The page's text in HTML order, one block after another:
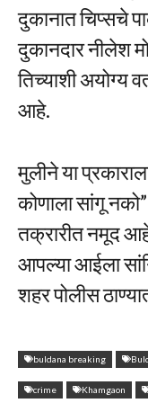
दुकानात चिप्सचे
दुकानदार नीलेश
तिच्याशी अयोग्य
आहे.
मुलीने या
कोणाला सांगू
तक्रारीत नमूद
आपल्या आईला
शहर पोलीस
buldana breaking
crime Khamgaon